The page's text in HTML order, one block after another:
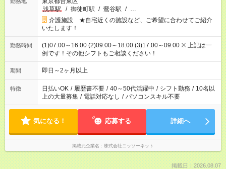
浅草駅
/ 御徒町駅 / 鶯谷駅 / …
介護施設 ★自宅近くの施設など、ご希望に合わせてご紹介
いたします！
勤務時間
(1)07:00～16:00 (2)09:00～18:00 (3)17:00～09:00 ※ 上記は一
例です！その他シフトもご相談ください！
期間 即日～2ヶ月以上
特徴 日払いOK / 履歴書不要 / 40～50代活躍中 / シフト勤務 / 10名以
上の大量募集 / 電話対応なし / パソコンスキル不要
気になる！ 応募する 詳細へ
掲載元企業名 株式会社ニッソーネット
掲載日：2026.08.07